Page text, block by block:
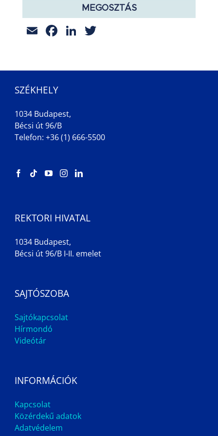
MEGOSZTÁS
EmailFacebook
LinkedIn
SZÉKHELY
1034 Budapest,
Bécsi út 96/B
Telefon: +36 (1) 666-5500
REKTORI HIVATAL
1034 Budapest,
Bécsi út 96/B I-II. emelet
SAJTÓSZOBA
Sajtókapcsolat
Hírmondó
Videótár
INFORMÁCIÓK
Kapcsolat
Közérdekű adatok
Adatvédelem